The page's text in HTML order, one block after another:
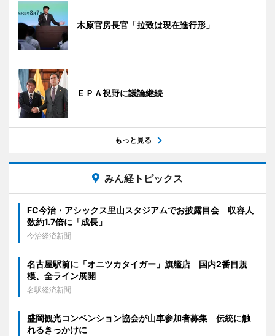
木原官房長官「拉致は現在進行形」
ＥＰＡ視野に議論継続
もっと見る
みん経トピックス
FC今治・アシックス里山スタジアムでお披露目会 収容人
数約1.7倍に「成長」
今治経済新聞
名古屋駅前に「オニツカタイガー」旗艦店 国内2番目規
模、全ライン展開
名駅経済新聞
盛岡観光コンベンション協会が山車参加者募集 伝統に触
れるきっかけに